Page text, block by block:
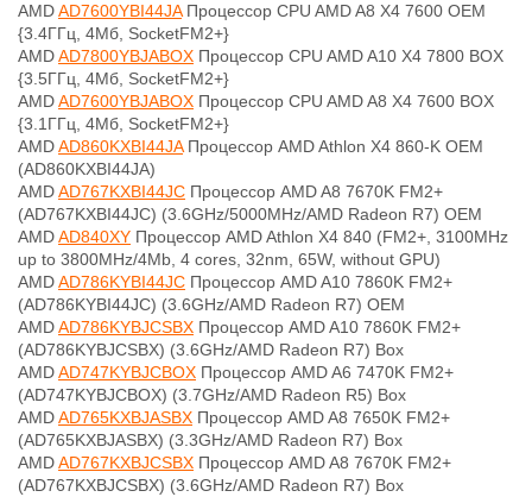
AMDAD7600YBI44JAПроцессор CPU AMD A8 X4 7600 OEM
{3.4ГГц, 4Мб, SocketFM2+}
AMDAD7800YBJABOX Процессор CPU AMD A10 X4 7800 BOX
{3.5ГГц, 4Мб, SocketFM2+}
AMDAD7600YBJABOX Процессор CPU AMD A8 X4 7600 BOX
{3.1ГГц, 4Мб, SocketFM2+}
AMDAD860KXBI44JAПроцессор AMD Athlon X4 860-K OEM
(AD860KXBI44JA)
AMDAD767KXBI44JC Процессор AMD A8 7670K FM2+
(AD767KXBI44JC) (3.6GHz/5000MHz/AMD Radeon R7) OEM
AMDAD840XY Процессор AMD Athlon X4 840 (FM2+, 3100MHz
up to 3800MHz/4Mb, 4 cores, 32nm, 65W, without GPU)
AMDAD786KYBI44JC Процессор AMD A10 7860K FM2+
(AD786KYBI44JC) (3.6GHz/AMD Radeon R7) OEM
AMDAD786KYBJCSBX Процессор AMD A10 7860K FM2+
(AD786KYBJCSBX) (3.6GHz/AMD Radeon R7) Box
AMDAD747KYBJCBOX Процессор AMD A6 7470K FM2+
(AD747KYBJCBOX) (3.7GHz/AMD Radeon R5) Box
AMDAD765KXBJASBX Процессор AMD A8 7650K FM2+
(AD765KXBJASBX) (3.3GHz/AMD Radeon R7) Box
AMDAD767KXBJCSBX Процессор AMD A8 7670K FM2+
(AD767KXBJCSBX) (3.6GHz/AMD Radeon R7) Box